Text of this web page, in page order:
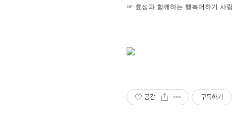
☞ 효성과 함께하는 행복더하기 사
공감 구독하기